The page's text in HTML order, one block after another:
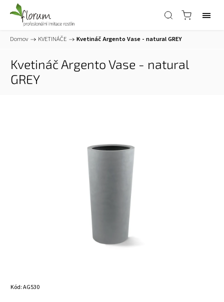
Domov / KVETINÁČE / Kvetináč Argento Vase - natural GREY
Kvetináč Argento Vase - natural
GREY
Kód:AG530